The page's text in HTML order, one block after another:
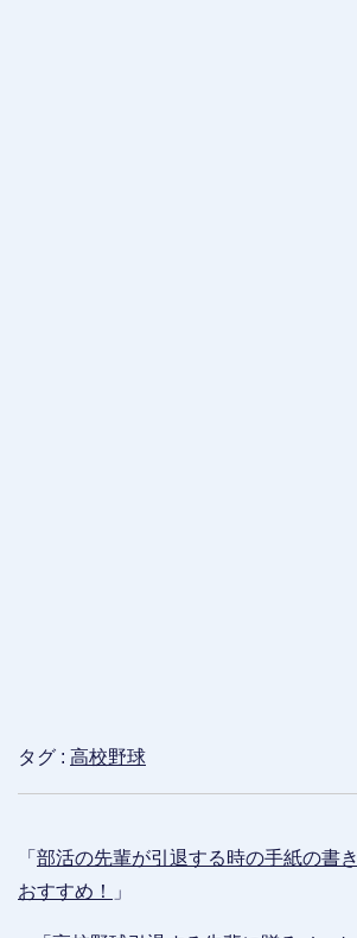
タグ : 高校野球
「 部活の先輩が引退する時の手紙の書
おすすめ！
」